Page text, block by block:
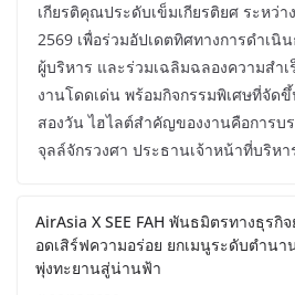
เกียรติคุณประดับเข็มเกียรติยศ ระหว่
2569 เพื่อร่วมอัปเดตทิศทางการดำเ
ผู้บริหาร และร่วมเฉลิมฉลองความสำ
งานโดดเด่น พร้อมกิจกรรมพิเศษที่จัด
สองวัน ไฮไลต์สำคัญของงานคือการบ
จุลล์จักรวงศา ประธานเจ้าหน้าที่บริห
AirAsia X SEE FAH พันธมิตรทางธุรกิ
อดเสิร์ฟความอร่อย ยกเมนูระดับตำนา
พุ่งทะยานสู่น่านฟ้า